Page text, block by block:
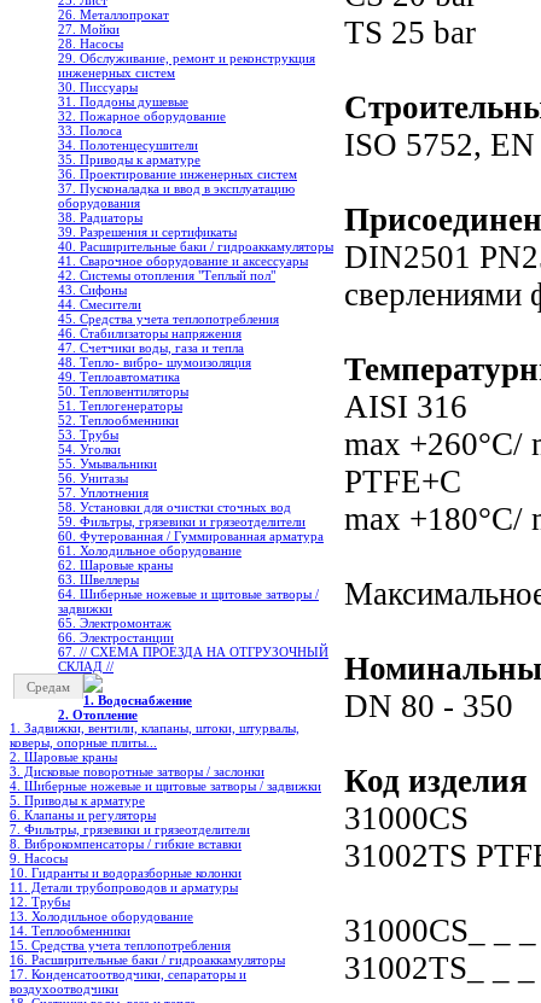
26. Металлопрокат
27. Мойки
28. Насосы
29. Обслуживание, ремонт и реконструкция
инженерных систем
30. Писсуары
31. Поддоны душевые
32. Пожарное оборудование
33. Полоса
34. Полотенцесушители
35. Приводы к арматуре
36. Проектирование инженерных систем
37. Пусконаладка и ввод в эксплуатацию
оборудования
38. Радиаторы
39. Разрешения и сертификаты
40. Расширительные баки / гидроаккамуляторы
41. Сварочное оборудование и аксессуары
42. Системы отопления "Теплый пол"
43. Сифоны
44. Смесители
45. Средства учета теплопотребления
46. Стабилизаторы напряжения
47. Счетчики воды, газа и тепла
48. Тепло- вибро- шумоизоляция
49. Теплоавтоматика
50. Тепловентиляторы
51. Теплогенераторы
52. Теплообменники
53. Трубы
54. Уголки
55. Умывальники
56. Унитазы
57. Уплотнения
58. Установки для очистки сточных вод
59. Фильтры, грязевики и грязеотделители
60. Футерованная / Гуммированная арматура
61. Холодильное oборудование
62. Шаровые краны
63. Швеллеры
64. Шиберные ножевые и щитовые затворы /
задвижки
65. Электромонтаж
66. Электростанции
67. // СХЕМА ПРОЕЗДА НА ОТГРУЗОЧНЫЙ
СКЛАД //
Средам
1. Водоснабжение
2. Отопление
1. Задвижки, вентили, клапаны, штоки, штурвалы,
коверы, опорные плиты...
2. Шаровые краны
3. Дисковые поворотные затворы / заслонки
4. Шиберные ножевые и щитовые затворы / задвижки
5. Приводы к арматуре
6. Клапаны и регуляторы
7. Фильтры, грязевики и грязеотделители
8. Виброкомпенсаторы / гибкие вставки
9. Насосы
10. Гидранты и водоразборные колонки
11. Детали трубопроводов и арматуры
12. Трубы
13. Холодильное oборудование
14. Теплообменники
15. Средства учета теплопотребления
16. Расширительные баки / гидроаккамуляторы
17. Конденсатоотводчики, сепараторы и
воздухоотводчики
TS 25 bar
ISO 5752,
DIN2501
сверлениями
AISI 316
max +260°C/
PTFE+C
max +180°C/
DN 80 - 350
Код
31002TS
31000CS_
31002TS_